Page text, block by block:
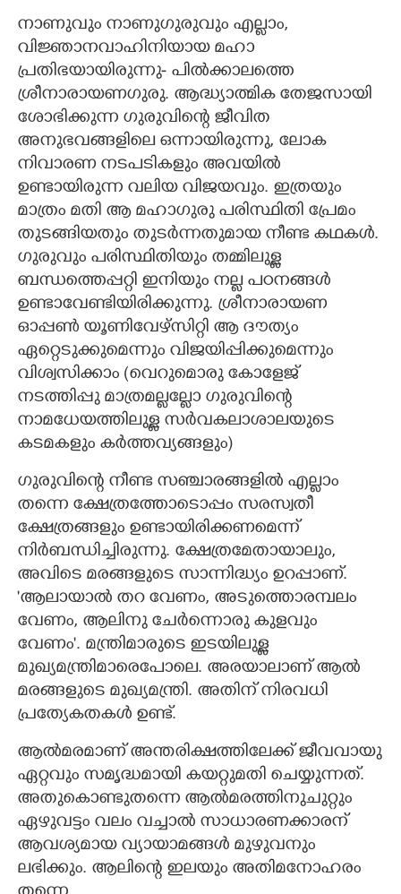
നാണുവും നാണുഗുരുവും എല്ലാം,
വിജ്ഞാനവാഹിനിയായ മഹാ
പ്രതിഭയായിരുന്നു- പിൽക്കാലത്തെ
ശ്രീനാരായണഗുരു. ആദ്ധ്യാത്മിക തേജസായി
ശോഭിക്കുന്ന ഗുരുവിന്റെ ജീവിത
അനുഭവങ്ങളിലെ ഒന്നായിരുന്നു, ലോക
നിവാരണ നടപടികളും അവയിൽ
ഉണ്ടായിരുന്ന വലിയ വിജയവും. ഇത്രയും
മാത്രം മതി ആ മഹാഗുരു പരിസ്ഥിതി പ്രേമം
തുടങ്ങിയതും തുടർന്നതുമായ നീണ്ട കഥകൾ.
ഗുരുവും പരിസ്ഥിതിയും തമ്മിലുള്ള
ബന്ധത്തെപ്പറ്റി ഇനിയും നല്ല പഠനങ്ങൾ
ഉണ്ടാവേണ്ടിയിരിക്കുന്നു. ശ്രീനാരായണ
ഓപ്പൺ യൂണിവേഴ്സിറ്റി ആ ദൗത്യം
ഏറ്റെടുക്കുമെന്നും വിജയിപ്പിക്കുമെന്നും
വിശ്വസിക്കാം (വെറുമൊരു കോളേജ്
നടത്തിപ്പു മാത്രമല്ലല്ലോ ഗുരുവിന്റെ
നാമധേയത്തിലുള്ള സർവകലാശാലയുടെ
കടമകളും കർത്തവ്യങ്ങളും)
ഗുരുവിന്റെ നീണ്ട സഞ്ചാരങ്ങളിൽ എല്ലാം
തന്നെ ക്ഷേത്രത്തോടൊപ്പം സരസ്വതീ
ക്ഷേത്രങ്ങളും ഉണ്ടായിരിക്കണമെന്ന്
നിർബന്ധിച്ചിരുന്നു. ക്ഷേത്രമേതായാലും,
അവിടെ മരങ്ങളുടെ സാന്നിദ്ധ്യം ഉറപ്പാണ്.
'ആലായാൽ തറ വേണം,​ അടുത്തൊരമ്പലം
വേണം, ആലിനു ചേർന്നൊരു കുളവും
വേണം'. മന്ത്രിമാരുടെ ഇടയിലുള്ള
മുഖ്യമന്ത്രിമാരെപോലെ. അരയാലാണ് ആൽ
മരങ്ങളുടെ മുഖ്യമന്ത്രി. അതിന് നിരവധി
പ്രത്യേകതകൾ ഉണ്ട്.
ആൽമരമാണ് അന്തരിക്ഷത്തിലേക്ക് ജീവവായു
ഏറ്റവും സമൃദ്ധമായി കയറ്റുമതി ചെയ്യുന്നത്.
അതുകൊണ്ടുതന്നെ ആൽമരത്തിനുചുറ്റും
ഏഴുവട്ടം വലം വച്ചാൽ സാധാരണക്കാരന്
ആവശ്യമായ വ്യായാമങ്ങൾ മുഴുവനും
ലഭിക്കും. ആലിന്റെ ഇലയും അതിമനോഹരം